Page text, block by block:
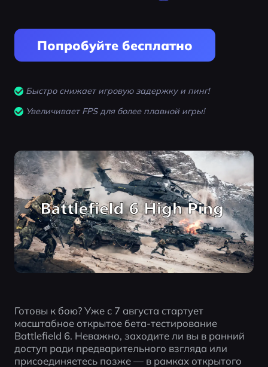
Попробуйте бесплатно
Быстро снижает игровую задержку и пинг!
Увеличивает FPS для более плавной игры!
Готовы к бою? Уже с 7 августа стартует
масштабное открытое бета-тестирование
Battlefield 6. Неважно, заходите ли вы в ранний
доступ ради предварительного взгляда или
присоединяетесь позже — в рамках открытого